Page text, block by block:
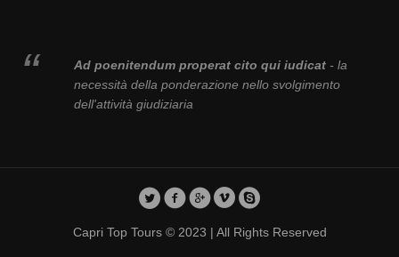
Ad poenitendum properat cito qui iudicat- la
necessità della ponderazione nello svolgimento
dell'attività giudiziaria
Capri Top Tours © 2023 | All Rights Reserved